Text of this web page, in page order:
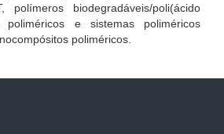
polímeros biodegradáveis/poli(ácido
poliméricos e sistemas poliméricos
poliméricos.